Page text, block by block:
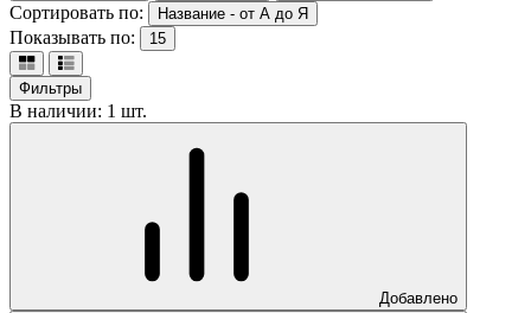
Сортировать по: Название - от А до Я
Показывать по: 15
Фильтры
В наличии: 1 шт.
Добавлено